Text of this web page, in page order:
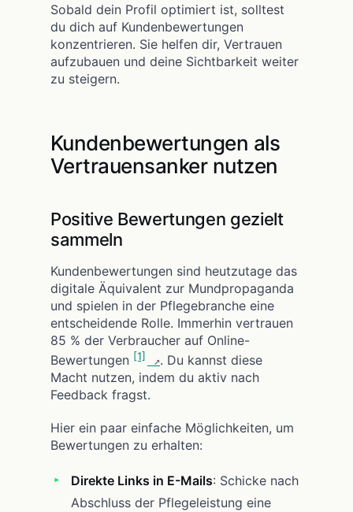
Sobald dein Profil optimiert ist, solltest
du dich auf Kundenbewertungen
konzentrieren. Sie helfen dir, Vertrauen
aufzubauen und deine Sichtbarkeit weiter
zu steigern.
Kundenbewertungen als
Vertrauensanker nutzen
Positive Bewertungen gezielt
sammeln
Kundenbewertungen sind heutzutage das
digitale Äquivalent zur Mundpropaganda
und spielen in der Pflegebranche eine
entscheidende Rolle. Immerhin vertrauen
85 % der Verbraucher auf Online-
Bewertungen [1]
. Du kannst diese
Macht nutzen, indem du aktiv nach
Feedback fragst.
Hier ein paar einfache Möglichkeiten, um
Bewertungen zu erhalten:
Direkte Links in E-Mails: Schicke nach
Abschluss der Pflegeleistung eine